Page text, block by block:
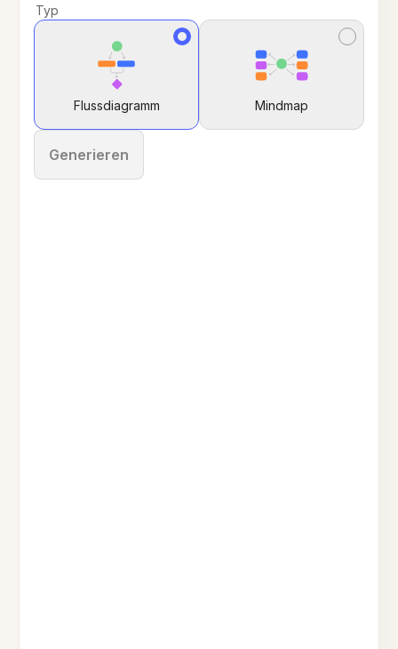
Typ
Flussdiagramm Mindmap
Generieren